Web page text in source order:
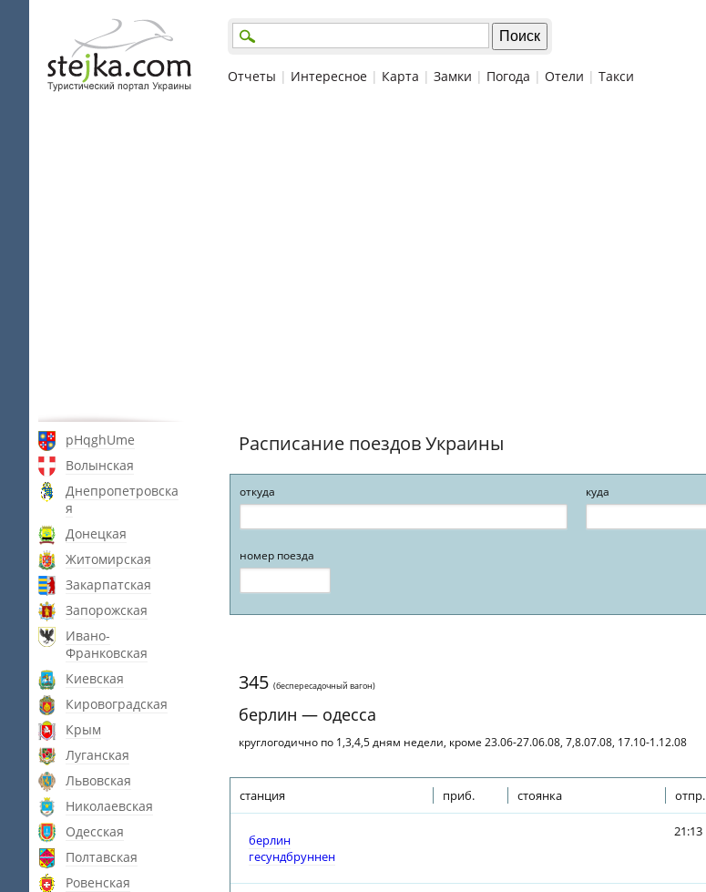
Отчеты | Интересное | Карта | Замки | Погода | Отели | Такси
pHqghUme
Волынская
Днепропетровска
я
Донецкая
Житомирская
Закарпатская
Запорожская
Ивано-
Франковская
Киевская
Кировоградская
Крым
Луганская
Львовская
Николаевская
Одесская
Полтавская
Ровенская
Расписание поездов Украины
откуда куда
номер поезда
345 (беспересадочный вагон)
берлин — одесса
круглогодично по 1,3,4,5 дням недели, кроме 23.06-27.06.08, 7,8.07.08, 17.10-1.12.08
станция приб. стоянка отпр.
берлин
гесундбруннен
21:13